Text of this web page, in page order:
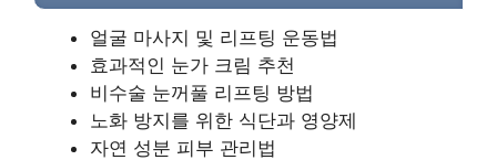
얼굴 마사지 및 리프팅 운동법
효과적인 눈가 크림 추천
비수술 눈꺼풀 리프팅 방법
노화 방지를 위한 식단과 영양제
자연 성분 피부 관리법